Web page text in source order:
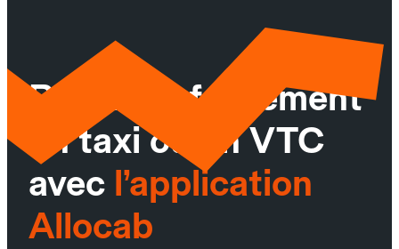
Réservez facilement
un taxi ou un VTC
avec l’application
Allocab